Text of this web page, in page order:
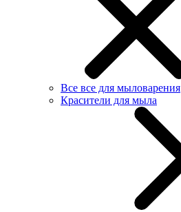
Все все для мыловарения
Красители для мыла